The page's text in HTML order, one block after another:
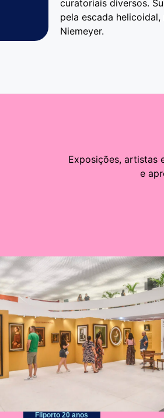
curatoriais diversos.
pela escada
Niemeyer.
Exposições, artistas
e
Fliporto 20 anos